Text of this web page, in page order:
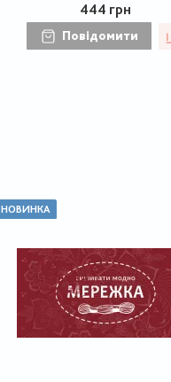
444 грн
Повідомити
НОВИНКА